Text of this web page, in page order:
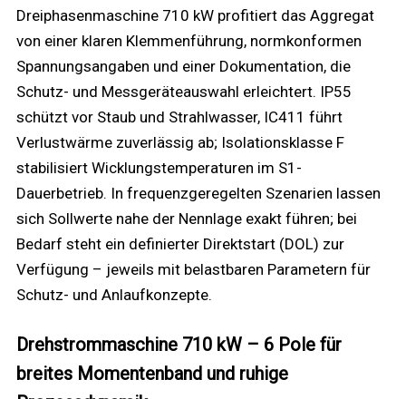
Dreiphasenmaschine 710 kW profitiert das Aggregat
von einer klaren Klemmenführung, normkonformen
Spannungsangaben und einer Dokumentation, die
Schutz- und Messgeräteauswahl erleichtert. IP55
schützt vor Staub und Strahlwasser, IC411 führt
Verlustwärme zuverlässig ab; Isolationsklasse F
stabilisiert Wicklungstemperaturen im S1-
Dauerbetrieb. In frequenzgeregelten Szenarien lassen
sich Sollwerte nahe der Nennlage exakt führen; bei
Bedarf steht ein definierter Direktstart (DOL) zur
Verfügung – jeweils mit belastbaren Parametern für
Schutz- und Anlaufkonzepte.
Drehstrommaschine 710 kW – 6 Pole für
breites Momentenband und ruhige